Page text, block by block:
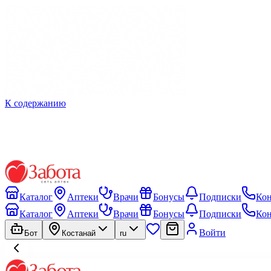
К содержанию
Каталог Аптеки Врачи Бонусы Подписки
Каталог
Аптеки Врачи Бонусы Подписки
Бот Костанай ru Войти